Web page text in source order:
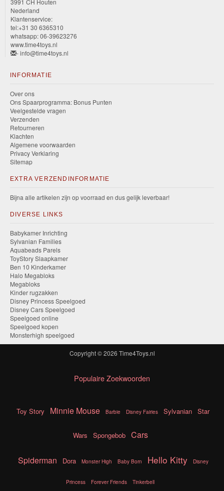
3991 CH Houten
Nederland
Klantenservice:
tel:+31 30 6365310
whatsapp: 06-39623276
www.time4toys.nl
- info@time4toys.nl
INFORMATIE
Over ons
Ons Spaarprogramma: Bonus Punten
Veelgestelde vragen
Verzenden
Retourneren
Klachten
Algemene voorwaarden
Privacy Verklaring
Sitemap
EXTRA VERZENDINFORMATIE
Bijna alle artikelen zijn op voorraad en dus gelijk leverbaar!
DIVERSE LINKS
Babykamer Inrichting
Sylvanian Families
Aquabeads Parels
ToyStory Slaapkamer
Ben 10 Kinderkamer
Halo Megabloks
Megabloks
Kinder rugzakken
Disney Princess Speelgoed
Disney Cars Speelgoed
Speelgoed online
Speelgoed kopen
Monsterhigh speelgoed
Copyright © 2026 Time4Toys.nl
Populaire Zoekwoorden
Toy Story Minnie Mouse Barbie Disney Fairies Sylvanian Star
Wars Spongebob Cars
Spiderman Dora Monster High Baby Born Hello Kitty Disney
Princess Forever Friends Tinkerbell